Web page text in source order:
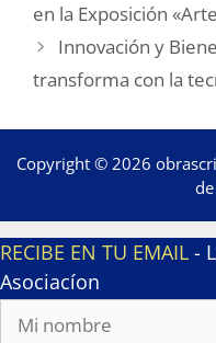
en la Exposición
Innovación y
transforma con la
Copyright © 2026
RECIBE EN TU EMAIL -
Asociacíon